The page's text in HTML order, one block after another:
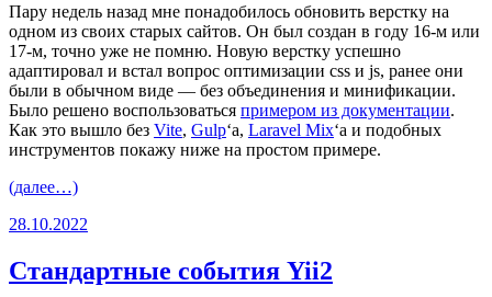
Пару недель назад мне понадобилось обновить верстку на
одном из своих старых сайтов. Он был создан в году 16-м или
17-м, точно уже не помню. Новую верстку успешно
адаптировал и встал вопрос оптимизации css и js, ранее они
были в обычном виде — без объединения и минификации.
Было решено воспользоваться примером из документации.
Как это вышло без Vite, Gulp‘a, Laravel Mix‘a и подобных
инструментов покажу ниже на простом примере.
(далее…)
28.10.2022
Стандартные события Yii2